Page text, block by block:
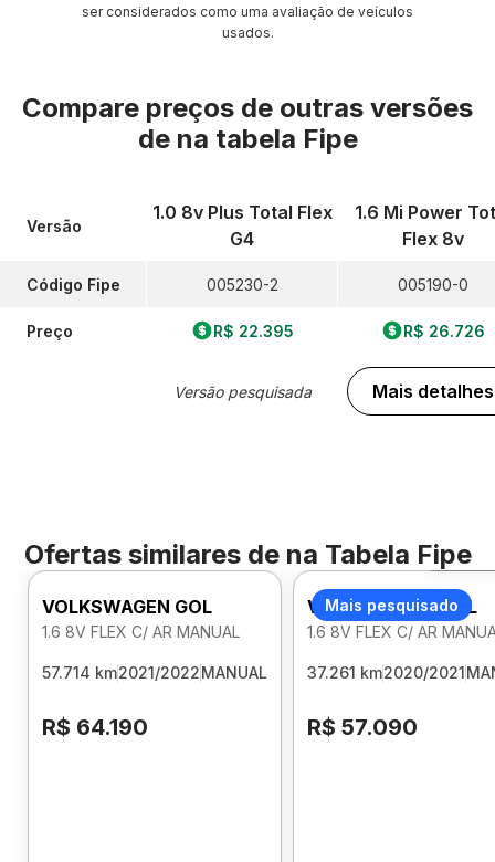
ser considerados como uma avaliação de veículos
usados.
Compare preços de outras versões
de na tabela Fipe
Versão
Código Fipe
Preço
1.0 8v Plus Total Flex
G4
005230-2
R$ 22.395
Versão pesquisada
1.6 Mi Power
Flex 8v
005190-0
R$ 26.726
Mais detalhes
Ofertas similares de na Tabela Fipe
VOLKSWAGEN GOL
1.6 8V FLEX C/ AR MANUAL
57.714 km2021/2022MANUAL
R$ 64.190
Mais pesquisado
Foto
VOLKSWAGEN GOL
1.6 8V FLEX C/ AR
37.261 km2020/2021
R$ 57.090